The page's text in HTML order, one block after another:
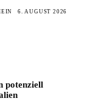
6. AUGUST 2026
potenziell